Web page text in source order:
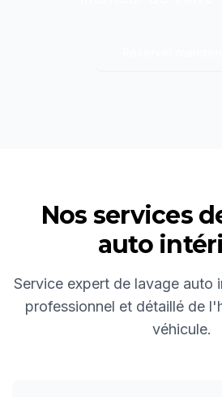
Nos services
auto
Service expert de lavage auto
professionnel et détaillé de
véhicule.